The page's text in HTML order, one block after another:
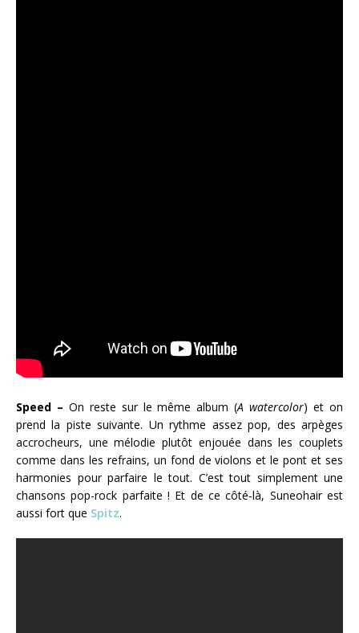
Speed – On reste sur le même album (A watercolor) et on
prend la piste suivante. Un rythme assez pop, des arpèges
accrocheurs, une mélodie plutôt enjouée dans les couplets
comme dans les refrains, un fond de violons et le pont et ses
harmonies pour parfaire le tout. C’est tout simplement une
chansons pop-rock parfaite ! Et de ce côté-là, Suneohair est
aussi fort que Spitz.